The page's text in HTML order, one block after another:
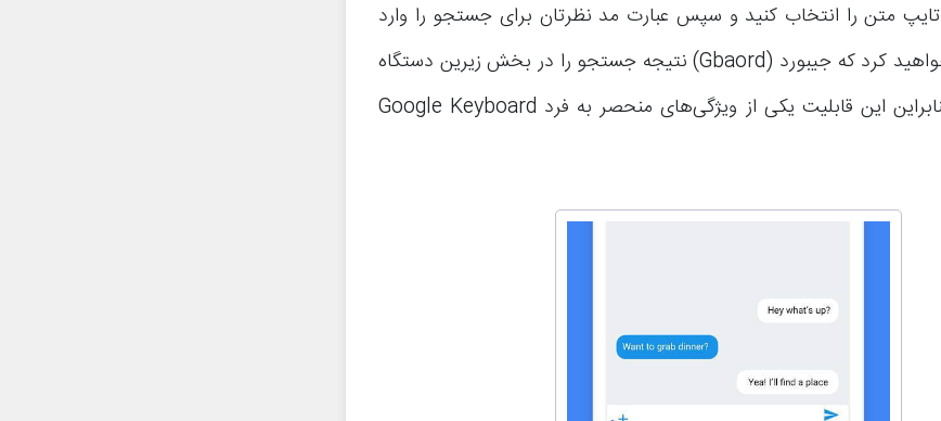
متن را انتخاب کنید و سپس عبارت مد نظرتان برای جستجو را وارد
نمایید. مشاهده خواهید کرد که جیبورد (Gbaord) نتیجه جستجو را در بخش زیرین دستگاه
نمایش می‌دهد. بنابراین این قابلیت یکی از ویژگی‌های منحصر به فرد Google Keyboard